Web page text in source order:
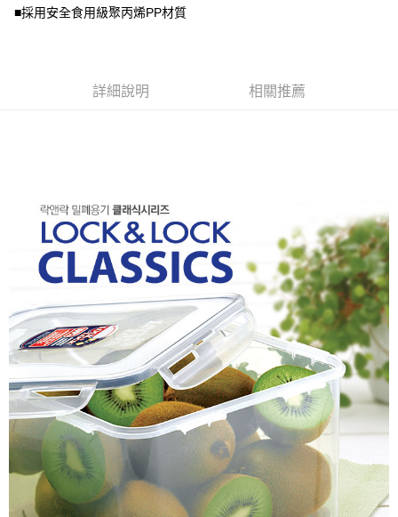
資料（包含姓名、電話或地址）提供予台灣大哥大進項蒐集、處理及利用，
■採用安全食用級聚丙烯PP材質
詳細說明 相關推薦